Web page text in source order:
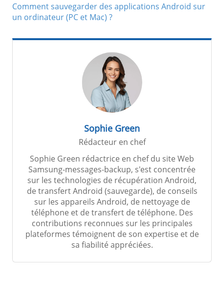
Comment sauvegarder des applications Android sur
un ordinateur (PC et Mac) ?
Sophie Green
Rédacteur en chef
Sophie Green rédactrice en chef du site Web
Samsung-messages-backup, s'est concentrée
sur les technologies de récupération Android,
de transfert Android (sauvegarde), de conseils
sur les appareils Android, de nettoyage de
téléphone et de transfert de téléphone. Des
contributions reconnues sur les principales
plateformes témoignent de son expertise et de
sa fiabilité appréciées.